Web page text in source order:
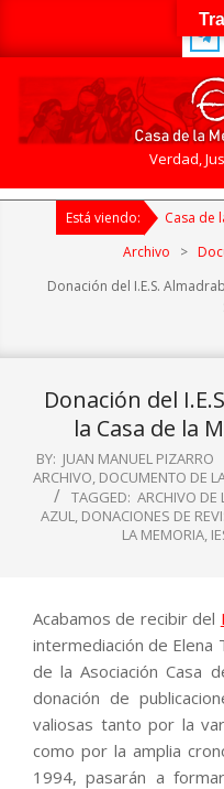
de
Memoria
La
Verdad,
Primary
NavigationEstá viendo: Casa de
Archivo
>
Donación del I.E.S.
Donación del
la Casa de la
BY: JUAN MANUEL PIZARRO
ARCHIVO, DOCUMENTO DE
TAGGED: ARCHIVO DE
AZUL, DONACIONES DE
LA MEMORIA,
Acabamos de recibir del
intermediación de Elena
de la Asociación Casa
donación de
valiosas tanto por la
como por la amplia
1994, pasarán a